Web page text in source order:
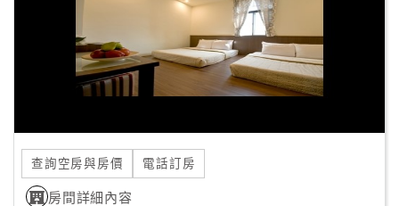
品
宣
傳
查詢空房與房價 電話訂房
房間詳細內容